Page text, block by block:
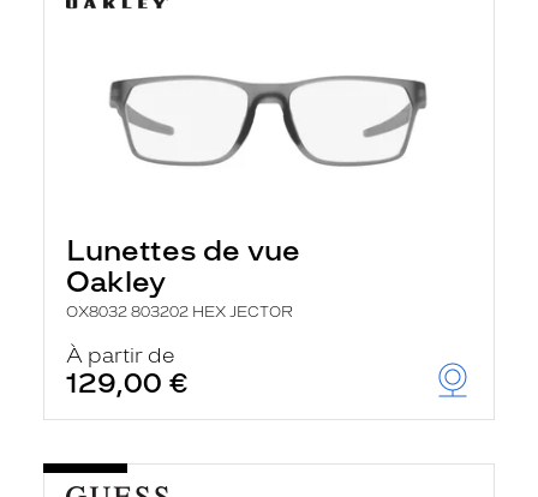
Lunettes de vue
Oakley
OX8032 803202 HEX JECTOR
À partir de
129,00 €